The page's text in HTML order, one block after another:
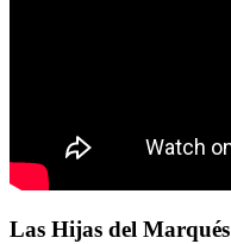
Las Hijas del Marqués